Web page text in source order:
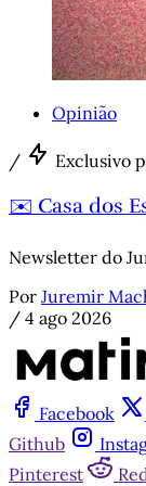
Opinião
/ Exclusivo
✉️ Casa dos
Newsletter do
Por Juremir
/ 4 ago 2026
Facebook
Github
Pinterest